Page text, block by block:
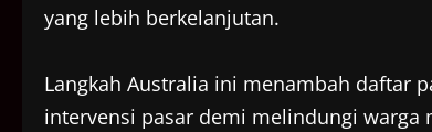
yang lebih berkelanjutan.
Langkah Australia ini menambah daftar
intervensi pasar demi melindungi warga